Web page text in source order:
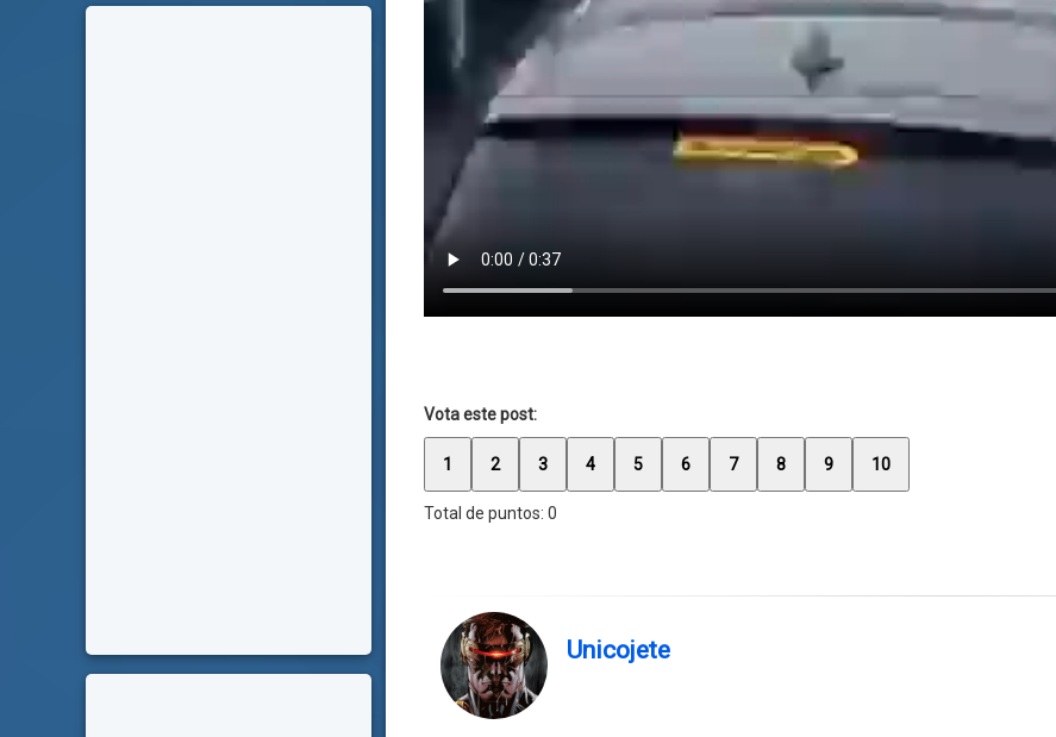
Vota este post:
1 2 3 4 5 6 7 8 9 10
Total de puntos: 0
Unicojete